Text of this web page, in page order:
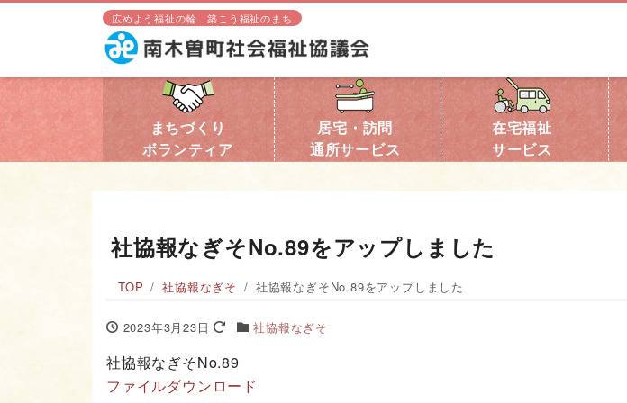
広めよう福祉の輪 築こう福祉のまち
まちづくり
ボランティア
居宅・訪問
通所サービス
在宅福祉
サービス
社協報なぎそNo.89をアップしました
TOP 社協報なぎそ 社協報なぎそNo.89をアップしました
2023年3月23日 社協報なぎそ
社協報なぎそNo.89
ファイルダウンロード